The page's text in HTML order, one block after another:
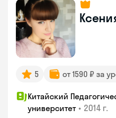
5 от 1590 ₽ за
Китайский
университет • 2014 г.